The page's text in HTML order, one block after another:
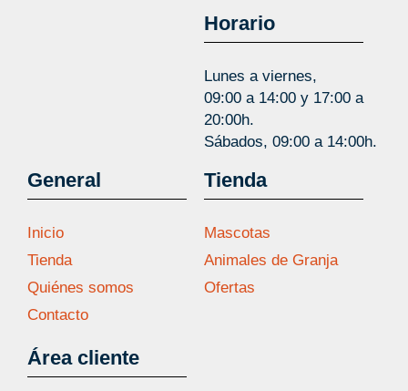
Horario
Lunes a viernes,
09:00 a 14:00 y 17:00 a
20:00h.
Sábados, 09:00 a 14:00h.
General
Inicio
Tienda
Quiénes somos
Contacto
Área cliente
Tienda
Mascotas
Animales de Granja
Ofertas